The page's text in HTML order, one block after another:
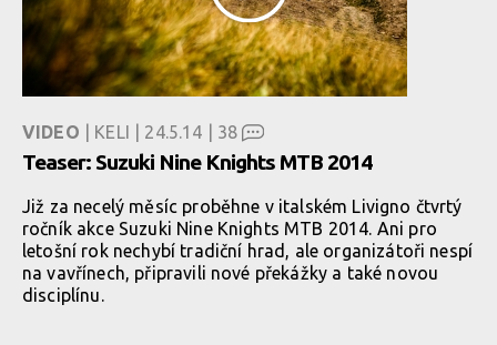
VIDEO | KELI | 24.5.14 | 38
Teaser: Suzuki Nine Knights MTB 2014
Již za necelý měsíc proběhne v italském Livigno čtvrtý
ročník akce Suzuki Nine Knights MTB 2014. Ani pro
letošní rok nechybí tradiční hrad, ale organizátoři nespí
na vavřínech, připravili nové překážky a také novou
disciplínu.